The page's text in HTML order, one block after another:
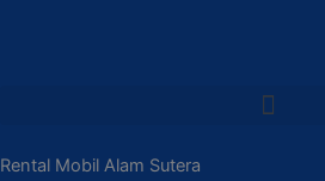
Rental Mobil Alam Sutera